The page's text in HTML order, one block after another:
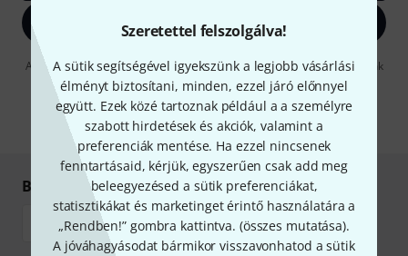
Szeretettel felszolgálva!
A sütik segítségével igyekszünk a legjobb vásárlási
élményt biztosítani, minden, ezzel járó előnnyel
együtt. Ezek közé tartoznak például a a személyre
szabott hirdetések és akciók, valamint a
preferenciák mentése. Ha ezzel nincsenek
fenntartásaid, kérjük, egyszerűen csak add meg
beleegyezésed a sütik preferenciákat,
statisztikákat és marketinget érintő használatára a
„Rendben!” gombra kattintva. (összes mutatása).
A jóváhagyásodat bármikor visszavonhatod a sütik
Bejelentkezés
A "Bejelentkezés" gombra kattintva elfogadja, hogy e-mailben küldjünk
önnek hirdetéseket. Bármikor leiratkozhat erről. A hírlevélről további
információkat azdata protection guideline -ben talál.
* Kitöltés kötelező
Biztonságos vásárlás és fizetés